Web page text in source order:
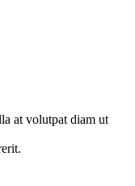
at volutpat diam ut